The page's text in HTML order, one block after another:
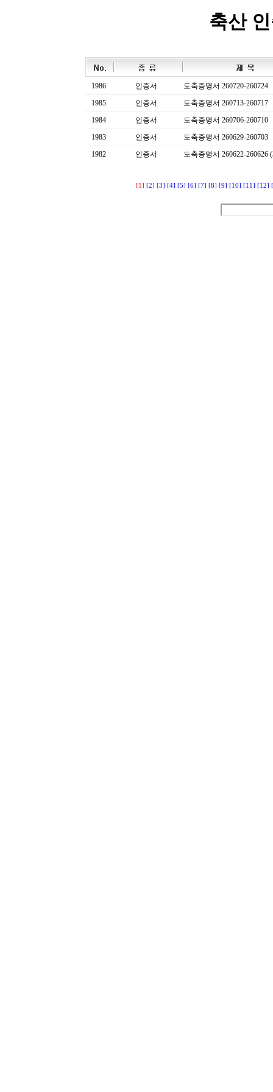
축산
1986 인증서
도축증명서 260720-260724
1985
인증서
도축증명서 260713-260717
1984
인증서
도축증명서 260706-260710
1983
인증서
도축증명서 260629-260703
1982
인증서 도축증명서 260622-260626
[1] [2] [3] [4] [5] [6] [7] [8] [9] [10] [11] [12]